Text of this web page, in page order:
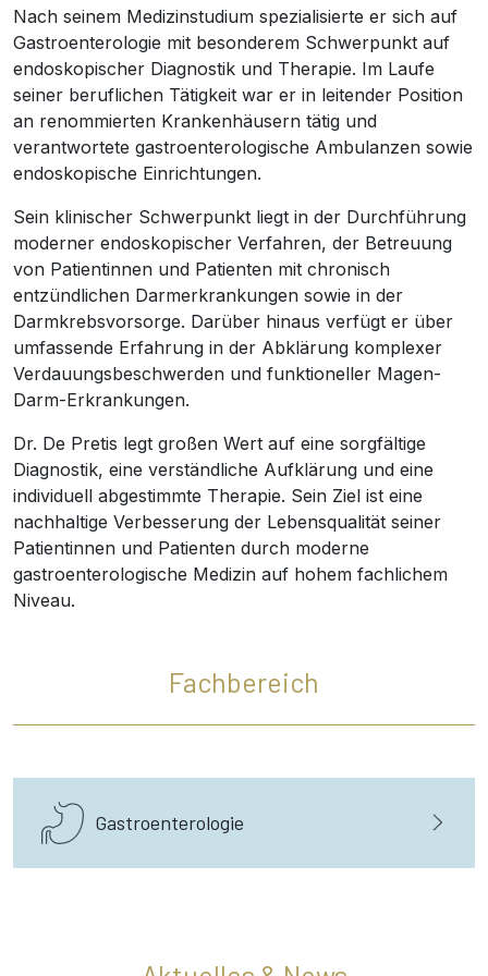
Nach seinem Medizinstudium spezialisierte er sich auf
Gastroenterologie mit besonderem Schwerpunkt auf
endoskopischer Diagnostik und Therapie. Im Laufe
seiner beruflichen Tätigkeit war er in leitender Position
an renommierten Krankenhäusern tätig und
verantwortete gastroenterologische Ambulanzen sowie
endoskopische Einrichtungen.
Sein klinischer Schwerpunkt liegt in der Durchführung
moderner endoskopischer Verfahren, der Betreuung
von Patientinnen und Patienten mit chronisch
entzündlichen Darmerkrankungen sowie in der
Darmkrebsvorsorge. Darüber hinaus verfügt er über
umfassende Erfahrung in der Abklärung komplexer
Verdauungsbeschwerden und funktioneller Magen-
Darm-Erkrankungen.
Dr. De Pretis legt großen Wert auf eine sorgfältige
Diagnostik, eine verständliche Aufklärung und eine
individuell abgestimmte Therapie. Sein Ziel ist eine
nachhaltige Verbesserung der Lebensqualität seiner
Patientinnen und Patienten durch moderne
gastroenterologische Medizin auf hohem fachlichem
Niveau.
Fachbereich
Gastroenterologie